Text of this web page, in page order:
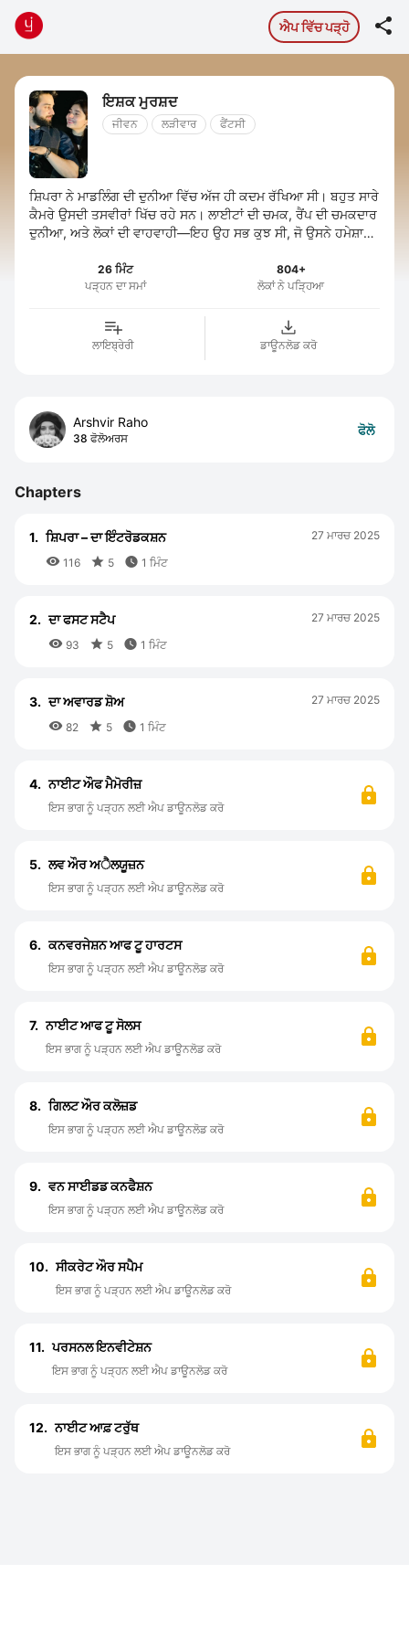
ਐਪ ਵਿੱਚ ਪੜ੍ਹੋ 
ਇਸ਼ਕ ਮੁਰਸ਼ਦ
ਜੀਵਨ ਲੜੀਵਾਰ ਫੈਂਟਸੀ
ਸ਼ਿਪਰਾ ਨੇ ਮਾਡਲਿੰਗ ਦੀ ਦੁਨੀਆ ਵਿੱਚ ਅੱਜ ਹੀ ਕਦਮ ਰੱਖਿਆ ਸੀ। ਬਹੁਤ ਸਾਰੇ
ਕੈਮਰੇ ਉਸਦੀ ਤਸਵੀਰਾਂ ਖਿੱਚ ਰਹੇ ਸਨ। ਲਾਈਟਾਂ ਦੀ ਚਮਕ, ਰੈਂਪ ਦੀ ਚਮਕਦਾਰ
ਦੁਨੀਆ, ਅਤੇ ਲੋਕਾਂ ਦੀ ਵਾਹਵਾਹੀ—ਇਹ ਉਹ ਸਭ ਕੁਝ ਸੀ, ਜੋ ਉਸਨੇ ਹਮੇਸ਼ਾ
26 ਮਿੰਟ
ਪੜ੍ਹਨ ਦਾ ਸਮਾਂ
804+
ਲੋਕਾਂ ਨੇ ਪੜ੍ਹਿਆ
ਲਾਇਬ੍ਰੇਰੀ ਡਾਊਨਲੋਡ ਕਰੋ
Arshvir Raho
38 ਫੋਲੋਅਰਸ
ਫੋਲੋ
Chapters
1. ਸ਼ਿਪਰਾ – ਦਾ ਇੰਟਰੋਡਕਸ਼ਨ
 116  5  1 ਮਿੰਟ
27 ਮਾਰਚ 2025
2. ਦਾ ਫਸਟ ਸਟੈਪ
 93  5  1 ਮਿੰਟ
27 ਮਾਰਚ 2025
3. ਦਾ ਅਵਾਰਡ ਸ਼ੋਅ
 82  5  1 ਮਿੰਟ
27 ਮਾਰਚ 2025
4. ਨਾਈਟ ਔਫ ਮੈਮੋਰੀਜ਼
ਇਸ ਭਾਗ ਨੂੰ ਪੜ੍ਹਨ ਲਈ ਐਪ ਡਾਊਨਲੋਡ ਕਰੋ
5. ਲਵ ਔਰ ਅੈਲਯੂਜ਼ਨ
ਇਸ ਭਾਗ ਨੂੰ ਪੜ੍ਹਨ ਲਈ ਐਪ ਡਾਊਨਲੋਡ ਕਰੋ
6. ਕਨਵਰਜੇਸ਼ਨ ਆਫ ਟੂ ਹਾਰਟਸ
ਇਸ ਭਾਗ ਨੂੰ ਪੜ੍ਹਨ ਲਈ ਐਪ ਡਾਊਨਲੋਡ ਕਰੋ
7. ਨਾਈਟ ਆਫ ਟੂ ਸੋਲਸ
ਇਸ ਭਾਗ ਨੂੰ ਪੜ੍ਹਨ ਲਈ ਐਪ ਡਾਊਨਲੋਡ ਕਰੋ
8. ਗਿਲਟ ਔਰ ਕਲੋਜ਼ਡ
ਇਸ ਭਾਗ ਨੂੰ ਪੜ੍ਹਨ ਲਈ ਐਪ ਡਾਊਨਲੋਡ ਕਰੋ
9. ਵਨ ਸਾਈਡਡ ਕਨਫੈਸ਼ਨ
ਇਸ ਭਾਗ ਨੂੰ ਪੜ੍ਹਨ ਲਈ ਐਪ ਡਾਊਨਲੋਡ ਕਰੋ
10. ਸੀਕਰੇਟ ਔਰ ਸਪੈਮ
ਇਸ ਭਾਗ ਨੂੰ ਪੜ੍ਹਨ ਲਈ ਐਪ ਡਾਊਨਲੋਡ ਕਰੋ
11. ਪਰਸਨਲ ਇਨਵੀਟੇਸ਼ਨ
ਇਸ ਭਾਗ ਨੂੰ ਪੜ੍ਹਨ ਲਈ ਐਪ ਡਾਊਨਲੋਡ ਕਰੋ
12. ਨਾਈਟ ਆਫ਼ ਟਰੁੱਥ
ਇਸ ਭਾਗ ਨੂੰ ਪੜ੍ਹਨ ਲਈ ਐਪ ਡਾਊਨਲੋਡ ਕਰੋ